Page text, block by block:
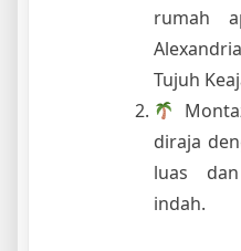
rumah
Tujuh
diraja
luas
indah.